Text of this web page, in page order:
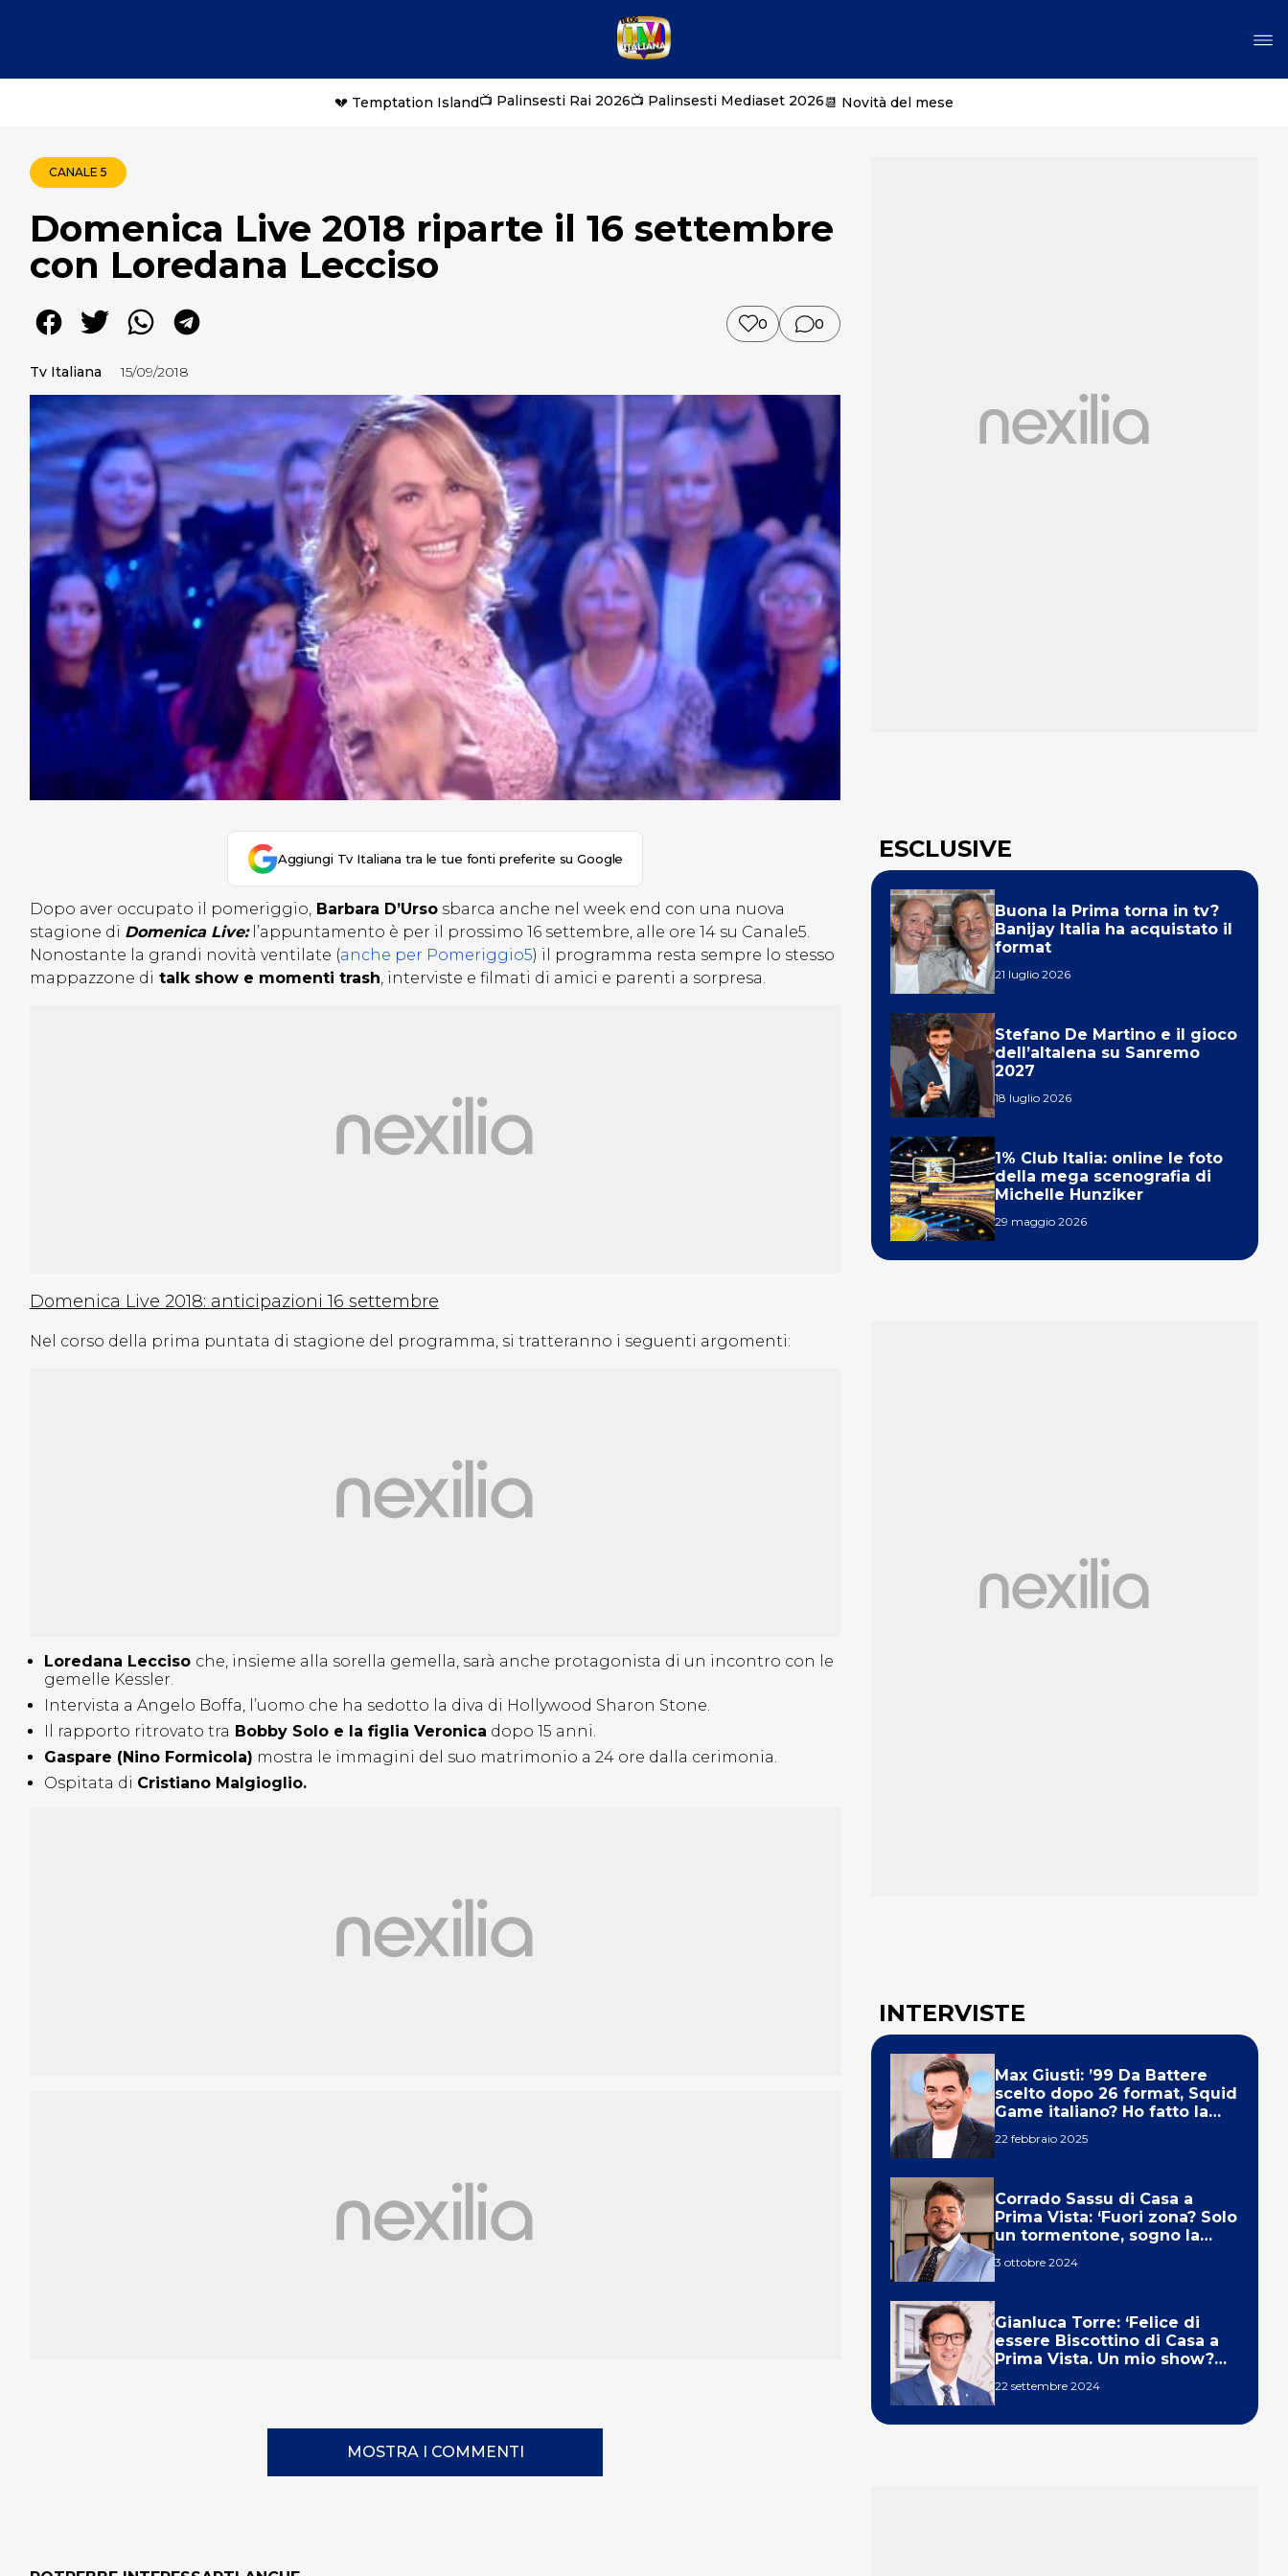
💔 Temptation Island📺 Palinsesti Rai 2026📺 Palinsesti Mediaset 2026📆 Novità del mese
CANALE 5
Domenica Live 2018 riparte il 16 settembre
con Loredana Lecciso
0 0
Tv Italiana 15/09/2018
Aggiungi Tv Italiana tra le tue fonti preferite su Google
Dopo aver occupato il pomeriggio, Barbara D’Urso sbarca anche nel week end con una nuova
stagione di Domenica Live:l’appuntamento è per il prossimo 16 settembre, alle ore 14 su Canale5.
Nonostante la grandi novità ventilate (anche per Pomeriggio5) il programma resta sempre lo stesso
mappazzone di talk show e momenti trash, interviste e filmati di amici e parenti a sorpresa.
Domenica Live 2018: anticipazioni 16 settembre
Nel corso della prima puntata di stagione del programma, si tratteranno i seguenti argomenti:
Loredana Lecciso che, insieme alla sorella gemella, sarà anche protagonista di un incontro con le
gemelle Kessler.
Intervista a Angelo Boffa, l’uomo che ha sedotto la diva di Hollywood Sharon Stone.
Il rapporto ritrovato tra Bobby Solo e la figlia Veronica dopo 15 anni.
Gaspare (Nino Formicola) mostra le immagini del suo matrimonio a 24 ore dalla cerimonia.
Ospitata di Cristiano Malgioglio.
MOSTRA I COMMENTI
ESCLUSIVE
Buona la Prima torna in tv?
Banijay Italia ha acquistato il
format
21 luglio 2026
Stefano De Martino e il gioco
dell’altalena su Sanremo
2027
18 luglio 2026
1% Club Italia: online le foto
della mega scenografia di
Michelle Hunziker
29 maggio 2026
INTERVISTE
Max Giusti: ’99 Da Battere
scelto dopo 26 format, Squid
Game italiano? Ho fatto la
22 febbraio 2025
Corrado Sassu di Casa a
Prima Vista: ‘Fuori zona? Solo
un tormentone, sogno la
3 ottobre 2024
Gianluca Torre: ‘Felice di
essere Biscottino di Casa a
Prima Vista. Un mio show?
22 settembre 2024